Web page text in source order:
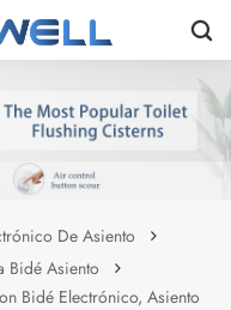
De Asiento
Bidé Asiento
Bidé Electrónico, Asiento